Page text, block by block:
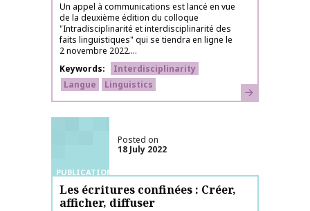
Un appel à communications est lancé en vue
de la deuxième édition du colloque
"Intradisciplinarité et interdisciplinarité des
faits linguistiques" qui se tiendra en ligne le
2 novembre 2022....
Keywords
Interdisciplinarity
Langue
Linguistics Learn more
PUBLICATIONS
Posted on
18 July 2022
Les écritures confinées : Créer,
afficher, diffuser